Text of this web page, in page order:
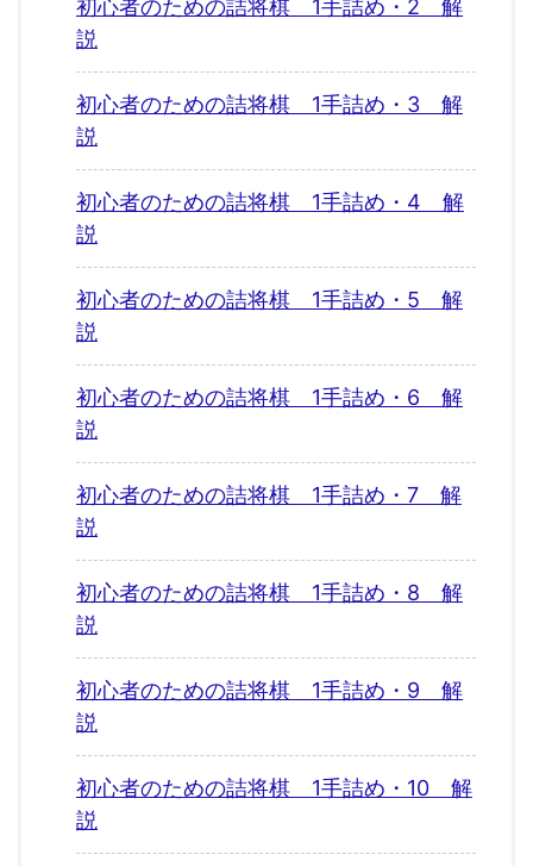
初心者のための詰将棋 1手詰め・2 解
説
初心者のための詰将棋 1手詰め・3 解
説
初心者のための詰将棋 1手詰め・4 解
説
初心者のための詰将棋 1手詰め・5 解
説
初心者のための詰将棋 1手詰め・6 解
説
初心者のための詰将棋 1手詰め・7 解
説
初心者のための詰将棋 1手詰め・8 解
説
初心者のための詰将棋 1手詰め・9 解
説
初心者のための詰将棋 1手詰め・10 解
説